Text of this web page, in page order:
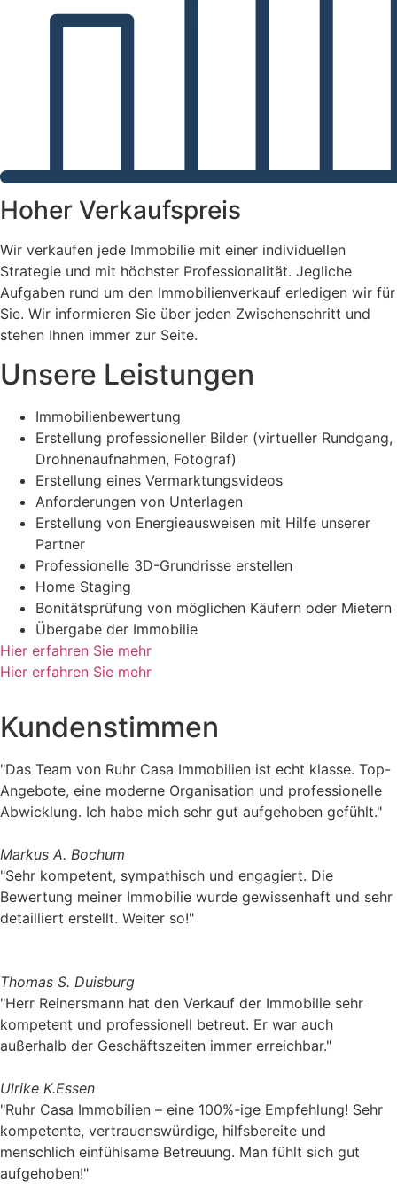
Hoher Verkaufspreis
Wir verkaufen jede Immobilie mit einer individuellen
Strategie und mit höchster Professionalität. Jegliche
Aufgaben rund um den Immobilienverkauf erledigen wir für
Sie. Wir informieren Sie über jeden Zwischenschritt und
stehen Ihnen immer zur Seite.
Unsere Leistungen
Immobilienbewertung
Erstellung professioneller Bilder (virtueller Rundgang,
Drohnenaufnahmen, Fotograf)
Erstellung eines Vermarktungsvideos
Anforderungen von Unterlagen
Erstellung von Energieausweisen mit Hilfe unserer
Partner
Professionelle 3D-Grundrisse erstellen
Home Staging
Bonitätsprüfung von möglichen Käufern oder Mietern
Übergabe der Immobilie
Hier erfahren Sie mehr
Hier erfahren Sie mehr
Kundenstimmen
"Das Team von Ruhr Casa Immobilien ist echt klasse. Top-
Angebote, eine moderne Organisation und professionelle
Abwicklung. Ich habe mich sehr gut aufgehoben gefühlt."
Markus A. Bochum
"Sehr kompetent, sympathisch und engagiert. Die
Bewertung meiner Immobilie wurde gewissenhaft und sehr
detailliert erstellt. Weiter so!"
Thomas S. Duisburg
"Herr Reinersmann hat den Verkauf der Immobilie sehr
kompetent und professionell betreut. Er war auch
außerhalb der Geschäftszeiten immer erreichbar."
Ulrike K.Essen
"Ruhr Casa Immobilien – eine 100%-ige Empfehlung! Sehr
kompetente, vertrauenswürdige, hilfsbereite und
menschlich einfühlsame Betreuung. Man fühlt sich gut
aufgehoben!"